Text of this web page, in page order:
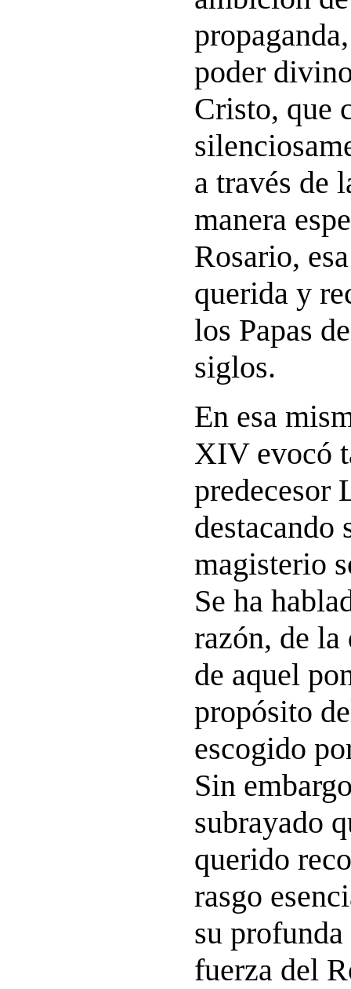
poder
Cristo, que
a través de
manera
Rosario,
querida y
los Papas
siglos.
En esa
XIV evocó
predecesor
destacando
magisterio
Se ha
razón, de
de aquel
propósito
escogido
Sin
subrayado
querido
rasgo
su
fuerza del